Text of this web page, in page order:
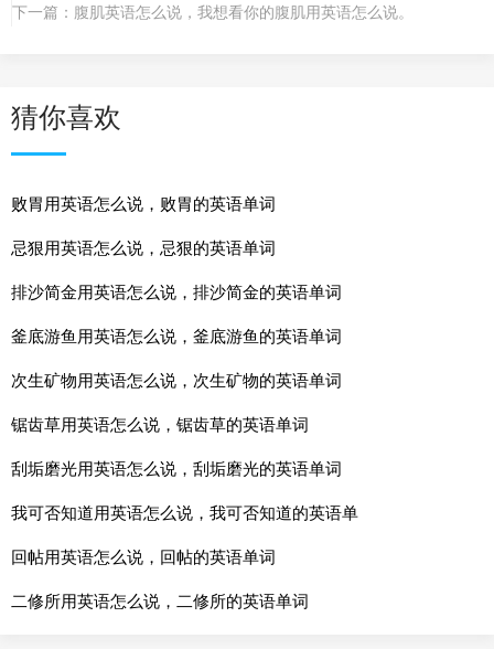
下一篇： 腹肌英语怎么说，我想看你的腹肌用英语怎么说。
猜你喜欢
败胃用英语怎么说，败胃的英语单词
忌狠用英语怎么说，忌狠的英语单词
排沙简金用英语怎么说，排沙简金的英语单词
釜底游鱼用英语怎么说，釜底游鱼的英语单词
次生矿物用英语怎么说，次生矿物的英语单词
锯齿草用英语怎么说，锯齿草的英语单词
刮垢磨光用英语怎么说，刮垢磨光的英语单词
我可否知道用英语怎么说，我可否知道的英语单
回帖用英语怎么说，回帖的英语单词
二修所用英语怎么说，二修所的英语单词